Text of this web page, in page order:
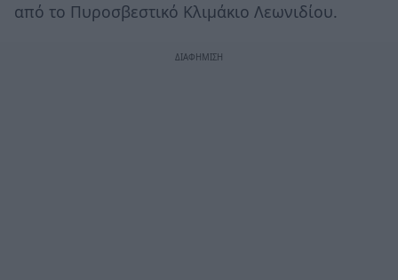
από το Πυροσβεστικό Κλιμάκιο Λεωνιδίου.